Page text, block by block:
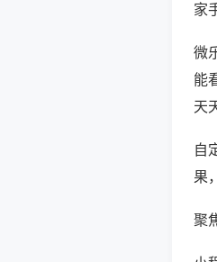
家
微
能
天
自
果
聚